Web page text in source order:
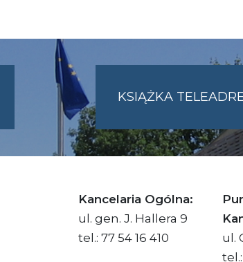
KSIĄŻKA
Kancelaria Ogólna:
ul. gen. J. Hallera 9
tel.: 77 54 16 410
ul.
tel.: